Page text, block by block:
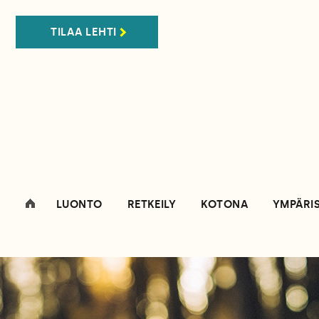
TILAA LEHTI
LUONTO RETKEILY KOTONA